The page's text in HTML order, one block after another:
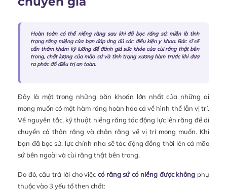
Hoàn toàn có thể niềng răng sau khi đã bọc răng sứ, miễn là tình
trạng răng miệng của bạn đáp ứng đủ các điều kiện y khoa. Bác sĩ sẽ
cần thăm khám kỹ lưỡng để đánh giá sức khỏe của cùi răng thật bên
trong, chất lượng của mão sứ và tình trạng xương hàm trước khi đưa
ra phác đồ điều trị an toàn.
Đây là một trong những băn khoăn lớn nhất của những ai
mong muốn có một hàm răng hoàn hảo cả về hình thể lẫn vị trí.
Về nguyên tắc, kỹ thuật niềng răng tác động lực lên răng để di
chuyển cả thân răng và chân răng về vị trí mong muốn. Khi
bạn đã bọc sứ, lực chỉnh nha sẽ tác động đồng thời lên cả mão
sứ bên ngoài và cùi răng thật bên trong.
Do đó, câu trả lời cho việc có răng sứ có niềng được không phụ
thuộc vào 3 yếu tố then chốt: